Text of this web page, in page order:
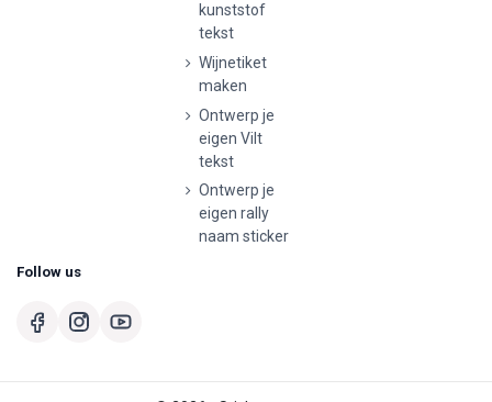
kunststof
tekst
Wijnetiket
maken
Ontwerp je
eigen Vilt
tekst
Ontwerp je
eigen rally
naam sticker
Follow us